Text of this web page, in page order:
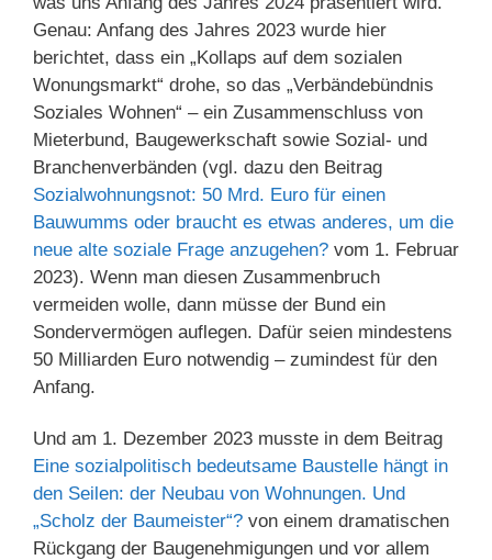
Genau: Anfang des Jahres 2023 wurde hier
berichtet, dass ein „Kollaps auf dem sozialen
Wonungsmarkt“ drohe, so das „Verbändebündnis
Soziales Wohnen“ – ein Zusammenschluss von
Mieterbund, Baugewerkschaft sowie Sozial- und
Branchenverbänden (vgl. dazu den Beitrag
Sozialwohnungsnot: 50 Mrd. Euro für einen
Bauwumms oder braucht es etwas anderes, um die
neue alte soziale Frage anzugehen? vom 1. Februar
2023). Wenn man diesen Zusammenbruch
vermeiden wolle, dann müsse der Bund ein
Sondervermögen auflegen. Dafür seien mindestens
50 Milliarden Euro notwendig – zumindest für den
Anfang.
Und am 1. Dezember 2023 musste in dem Beitrag
Eine sozialpolitisch bedeutsame Baustelle hängt in
den Seilen: der Neubau von Wohnungen. Und
„Scholz der Baumeister“? von einem dramatischen
Rückgang der Baugenehmigungen und vor allem